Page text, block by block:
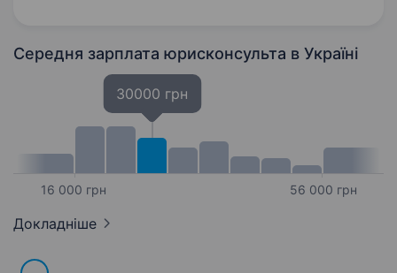
Середня зарплата юрисконсульта в Україні
16 000 грн
30000 грн
56 000 грн
Докладніше